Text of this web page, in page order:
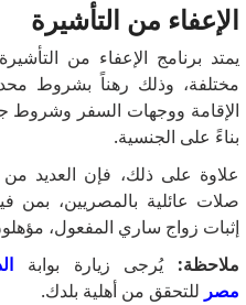
الإعفاء من التأشيرة
يمتد برنامج الإعفاء من
مختلفة، وذلك رهناً بشروط
الإقامة ووجهات السفر وشروط
بناءً على الجنسية.
علاوة على ذلك، فإن العديد من
صلات عائلية بالمصريين، بمن
إثبات زواج ساري المفعول،
ملاحظة: يُرجى زيارة بوابة
مصر للتحقق من أهلية بلدك.